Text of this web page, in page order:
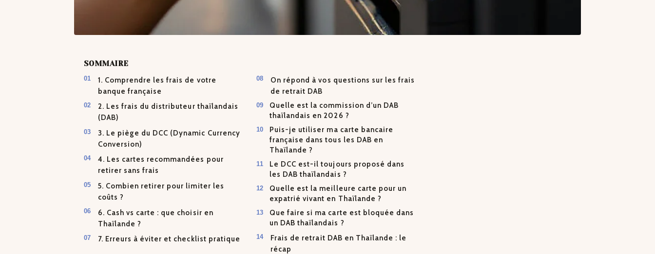
SOMMAIRE
1. Comprendre les frais de votre
banque française
2. Les frais du distributeur thaïlandais
(DAB)
3. Le piège du DCC (Dynamic Currency
Conversion)
4. Les cartes recommandées pour
retirer sans frais
5. Combien retirer pour limiter les
coûts ?
6. Cash vs carte : que choisir en
Thaïlande ?
7. Erreurs à éviter et checklist pratique
On répond à vos questions sur les frais
de retrait DAB
Quelle est la commission d’un DAB
thaïlandais en 2026 ?
Puis-je utiliser ma carte bancaire
française dans tous les DAB en
Thaïlande ?
Le DCC est-il toujours proposé dans
les DAB thaïlandais ?
Quelle est la meilleure carte pour un
expatrié vivant en Thaïlande ?
Que faire si ma carte est bloquée dans
un DAB thaïlandais ?
Frais de retrait DAB en Thaïlande : le
récap